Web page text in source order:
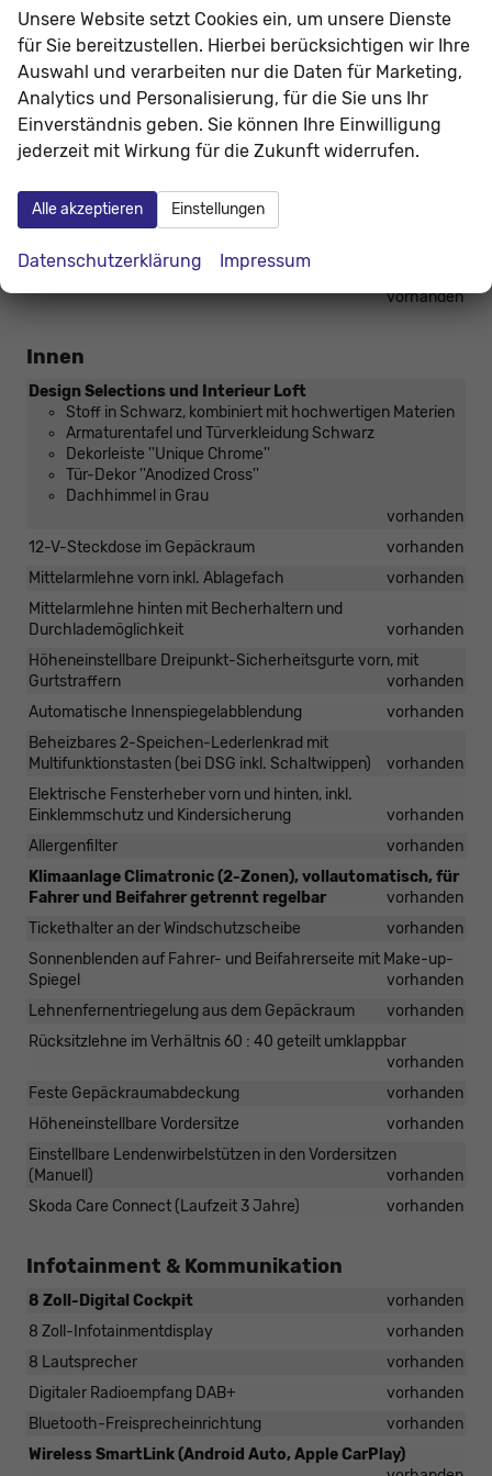
Pakete
Winter-Paket
Beheizbare Vordersitze
Scheinwerferreinigungsanlage
Beheizbares Lederlenkrad mit Multifunktionstasten (bei
DSG inkl. Schaltwippen)
vorhanden
Simply Clever Paket
Netzprogramm im Gepäckraum
Cargoelemente
Abnehmbarer Abfalleimer für die Türverkleidung
Doppelseitige Gepäckraummatte
vorhanden
Innen
Design Selections und Interieur Loft
Stoff in Schwarz, kombiniert mit hochwertigen Materien
Armaturentafel und Türverkleidung Schwarz
Dekorleiste ''Unique Chrome''
Tür-Dekor ''Anodized Cross''
Dachhimmel in Grau
vorhanden
12-V-Steckdose im Gepäckraum
vorhanden
Mittelarmlehne vorn inkl. Ablagefach
vorhanden
Mittelarmlehne hinten mit Becherhaltern und
Durchlademöglichkeit
vorhanden
Höheneinstellbare Dreipunkt-Sicherheitsgurte vorn, mit
Gurtstraffern
vorhanden
Automatische Innenspiegelabblendung
vorhanden
Beheizbares 2-Speichen-Lederlenkrad mit
Multifunktionstasten (bei DSG inkl. Schaltwippen)
vorhanden
Elektrische Fensterheber vorn und hinten, inkl.
Einklemmschutz und Kindersicherung
vorhanden
Allergenfilter
vorhanden
Klimaanlage Climatronic (2-Zonen), vollautomatisch, für
Fahrer und Beifahrer getrennt regelbar
vorhanden
Tickethalter an der Windschutzscheibe
vorhanden
Sonnenblenden auf Fahrer- und Beifahrerseite mit Make-up-
Spiegel
vorhanden
Lehnenfernentriegelung aus dem Gepäckraum
vorhanden
Rücksitzlehne im Verhältnis 60 : 40 geteilt umklappbar
vorhanden
Feste Gepäckraumabdeckung
vorhanden
Höheneinstellbare Vordersitze
vorhanden
Einstellbare Lendenwirbelstützen in den Vordersitzen
(Manuell)
vorhanden
Skoda Care Connect (Laufzeit 3 Jahre)
vorhanden
Infotainment & Kommunikation
8 Zoll-Digital Cockpit
vorhanden
8 Zoll-Infotainmentdisplay
vorhanden
8 Lautsprecher
vorhanden
Digitaler Radioempfang DAB+
vorhanden
Bluetooth-Freisprecheinrichtung
vorhanden
Wireless SmartLink (Android Auto, Apple CarPlay)
Unsere Website setzt Cookies ein, um unsere Dienste
für Sie bereitzustellen. Hierbei berücksichtigen wir Ihre
Auswahl und verarbeiten nur die Daten für Marketing,
Analytics und Personalisierung, für die Sie uns Ihr
Einverständnis geben. Sie können Ihre Einwilligung
jederzeit mit Wirkung für die Zukunft widerrufen.
Alle akzeptieren Einstellungen
Datenschutzerklärung Impressum